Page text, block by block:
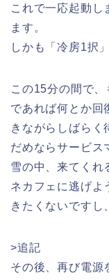
これで一応起動し
ます。
しかも「冷房1択
この15分の間で
であれば何とか回
きながらしばらく
だめならサービス
雪の中、来てくれ
ネカフェに逃げよ
きたくないですし
>追記
その後、再び電源